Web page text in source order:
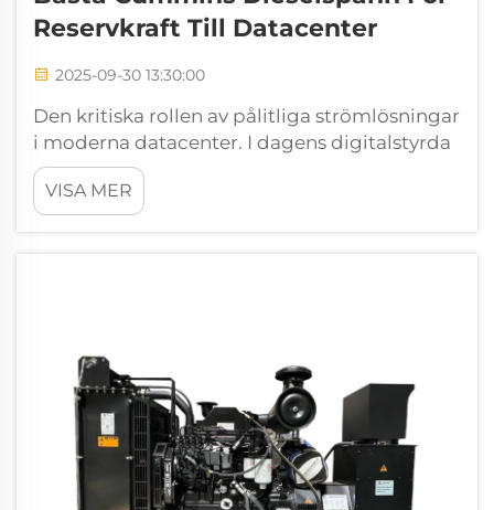
Reservkraft Till Datacenter
2025-09-30 13:30:00
Den kritiska rollen av pålitliga strömlösningar
i moderna datacenter. I dagens digitalstyrda
värld utgör datacenter grunden för global
anslutning och affärsverksamhet. Behovet av
oavbruten elkraft har aldrig varit mer
VISA MER